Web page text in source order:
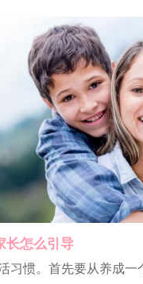
长怎么引导
习惯。首先要从养成一